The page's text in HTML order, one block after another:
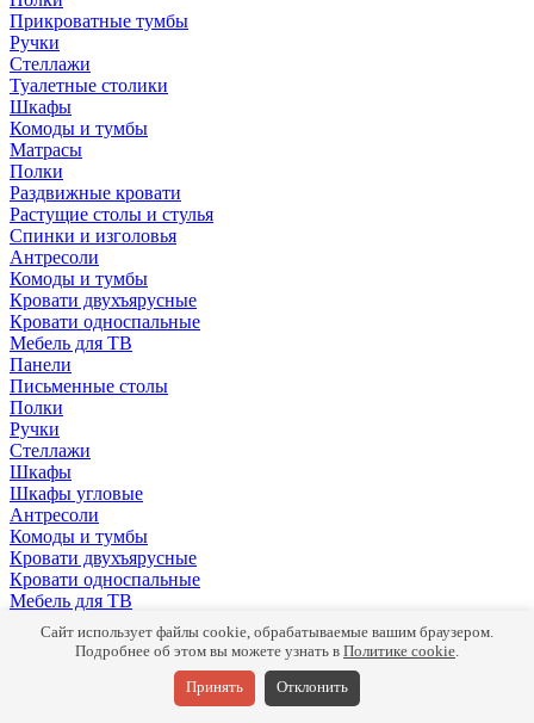
Прикроватные тумбы
Ручки
Стеллажи
Туалетные столики
Шкафы
Комоды и тумбы
Матрасы
Полки
Раздвижные кровати
Растущие столы и стулья
Спинки и изголовья
Антресоли
Комоды и тумбы
Кровати двухъярусные
Кровати односпальные
Мебель для ТВ
Панели
Письменные столы
Полки
Ручки
Стеллажи
Шкафы
Шкафы угловые
Антресоли
Комоды и тумбы
Кровати двухъярусные
Кровати односпальные
Мебель для ТВ
Панели
Письменные столы
Сайт использует файлы cookie, обрабатываемые вашим браузером.
Подробнее об этом вы можете узнать в Политике cookie.
Принять Отклонить